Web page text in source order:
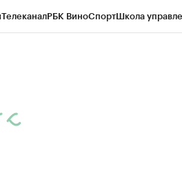
ТелеканалРБК ВиноСпортШкола